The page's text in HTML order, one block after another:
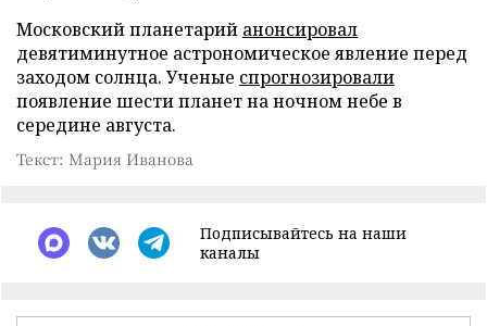
Московский планетарий анонсировал
девятиминутное астрономическое явление перед
заходом солнца. Ученые спрогнозировали
появление шести планет на ночном небе в
середине августа.
Текст: Мария Иванова
Подписывайтесь на наши
каналы